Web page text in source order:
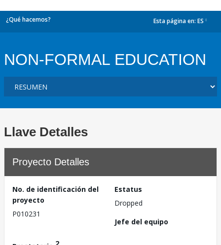
¿Qué hacemos? Esta página en: ES
NON-FORMAL EDUCATION
Llave Detalles
Proyecto Detalles
No. de identificación del
proyecto
P010231
Estatus
Dropped
Jefe del equipo